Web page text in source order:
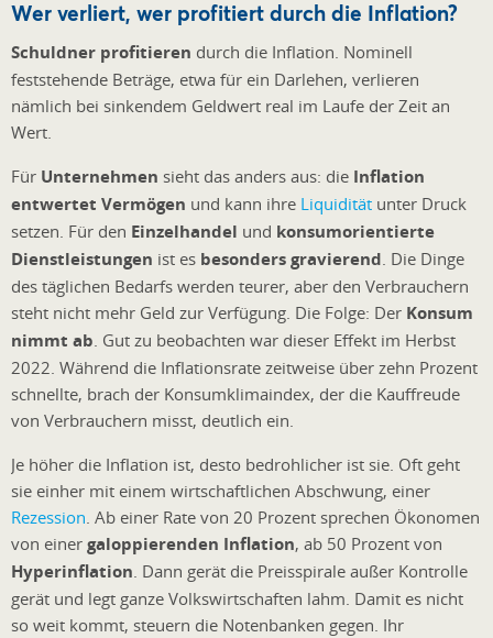
Wer verliert, wer profitiert durch die Inflation?
Schuldner profitieren durch die Inflation. Nominell
feststehende Beträge, etwa für ein Darlehen, verlieren
nämlich bei sinkendem Geldwert real im Laufe der Zeit an
Wert.
Für Unternehmen sieht das anders aus: die Inflation
entwertet Vermögen und kann ihre Liquidität unter Druck
setzen. Für den Einzelhandel und konsumorientierte
Dienstleistungen ist es besonders gravierend . Die Dinge
des täglichen Bedarfs werden teurer, aber den Verbrauchern
steht nicht mehr Geld zur Verfügung. Die Folge: Der Konsum
nimmt ab . Gut zu beobachten war dieser Effekt im Herbst
2022. Während die Inflationsrate zeitweise über zehn Prozent
schnellte, brach der Konsumklimaindex, der die Kauffreude
von Verbrauchern misst, deutlich ein.
Je höher die Inflation ist, desto bedrohlicher ist sie. Oft geht
sie einher mit einem wirtschaftlichen Abschwung, einer
Rezession . Ab einer Rate von 20 Prozent sprechen Ökonomen
von einer galoppierenden Inflation, ab 50 Prozent von
Hyperinflation . Dann gerät die Preisspirale außer Kontrolle
gerät und legt ganze Volkswirtschaften lahm. Damit es nicht
so weit kommt, steuern die Notenbanken gegen. Ihr